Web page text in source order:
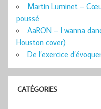
Martin Luminet –
poussé
AaRON – I wanna
Houston cover)
De l’exercice
CATÉGORIES